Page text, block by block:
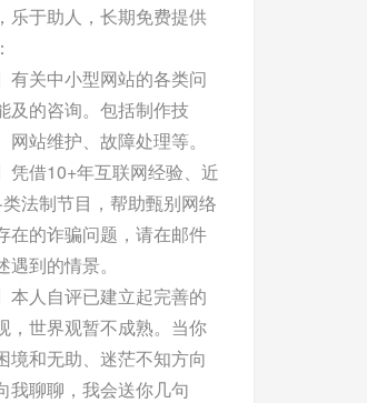
乐于助人，长期免费提供
有关中小型网站的各类问
及的咨询。包括制作技
站维护、故障处理等。
凭借10+年互联网经验、近
法制节目，帮助甄别网络
在的诈骗问题，请在邮件
到的情景。
本人自评已建立起完善的
，世界观暂不成熟。当你
境和无助、迷茫不知方向
我聊聊，我会送你几句